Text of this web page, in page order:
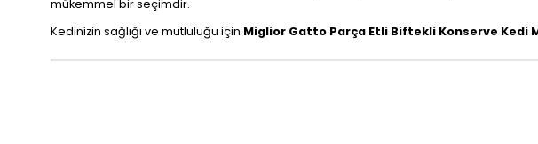
mükemmel bir seçimdir.
Kedinizin sağlığı ve mutluluğu için Miglior Gatto Parça Etli Biftekli Konserve Kedi